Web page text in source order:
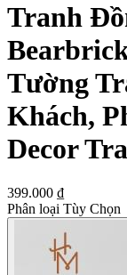
Tranh
Tường
Khách,
Decor
399.000 ₫
Phân loại Tùy Chọn